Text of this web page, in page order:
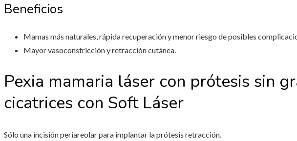
Beneficios
Mamas más naturales, rápida recuperación y menor riesgo de posibles
Mayor vasoconstricción y retracción cutánea.
Pexia mamaria láser con prótesis sin
cicatrices con Soft Láser
Sólo una incisión periareolar para implantar la prótesis retracción.